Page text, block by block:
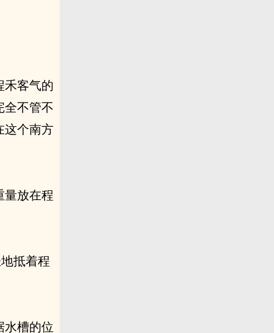
禾客气的
全不管不
这个南方
量放在程
抵着程
水槽的位